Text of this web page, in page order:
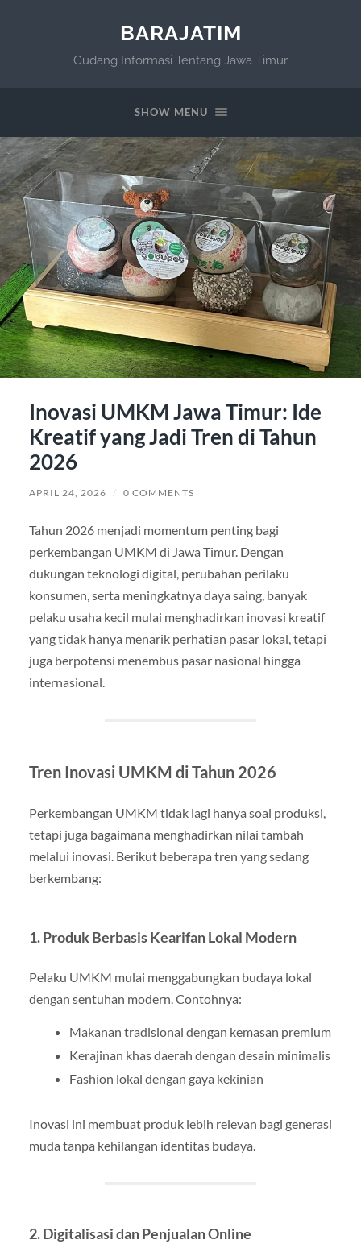
BARAJATIM
Gudang Informasi Tentang Jawa Timur
SHOW MENU
Inovasi UMKM Jawa Timur: Ide
Kreatif yang Jadi Tren di Tahun
2026
APRIL 24, 2026 / 0 COMMENTS
Tahun 2026 menjadi momentum penting bagi
perkembangan UMKM di Jawa Timur. Dengan
dukungan teknologi digital, perubahan perilaku
konsumen, serta meningkatnya daya saing, banyak
pelaku usaha kecil mulai menghadirkan inovasi kreatif
yang tidak hanya menarik perhatian pasar lokal, tetapi
juga berpotensi menembus pasar nasional hingga
internasional.
Tren Inovasi UMKM di Tahun 2026
Perkembangan UMKM tidak lagi hanya soal produksi,
tetapi juga bagaimana menghadirkan nilai tambah
melalui inovasi. Berikut beberapa tren yang sedang
berkembang:
1. Produk Berbasis Kearifan Lokal Modern
Pelaku UMKM mulai menggabungkan budaya lokal
dengan sentuhan modern. Contohnya:
Makanan tradisional dengan kemasan premium
Kerajinan khas daerah dengan desain minimalis
Fashion lokal dengan gaya kekinian
Inovasi ini membuat produk lebih relevan bagi generasi
muda tanpa kehilangan identitas budaya.
2. Digitalisasi dan Penjualan Online